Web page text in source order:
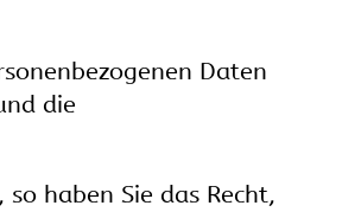
Daten
die
haben Sie das Recht,